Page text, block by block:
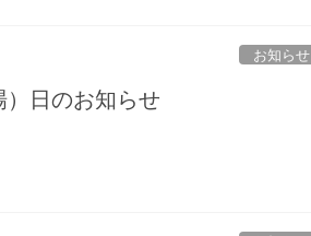
お知らせ
）日のお知らせ